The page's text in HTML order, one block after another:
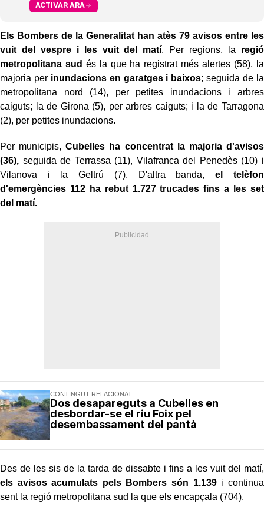
ACTIVAR ARA
Els Bombers de la Generalitat han atès 79 avisos entre les
vuit del vespre i les vuit del matí. Per regions, la regió
metropolitana sud és la que ha registrat més alertes (58), la
majoria per inundacions en garatges i baixos; seguida de la
metropolitana nord (14), per petites inundacions i arbres
caiguts; la de Girona (5), per arbres caiguts; i la de Tarragona
(2), per petites inundacions.
Per municipis,Cubelles ha concentrat la majoria d'avisos
(36), seguida de Terrassa (11), Vilafranca del Penedès (10) i
Vilanova i la Geltrú (7). D'altra banda,el telèfon
d'emergències 112 ha rebut 1.727 trucades fins a les set
del matí.
CONTINGUT RELACIONAT
Dos desapareguts a Cubelles en
desbordar-se el riu Foix pel
desembassament del pantà
Des de les sis de la tarda de dissabte i fins a les vuit del matí,
els avisos acumulats pels Bombers són 1.139i continua
sent la regió metropolitana sud la que els encapçala (704).